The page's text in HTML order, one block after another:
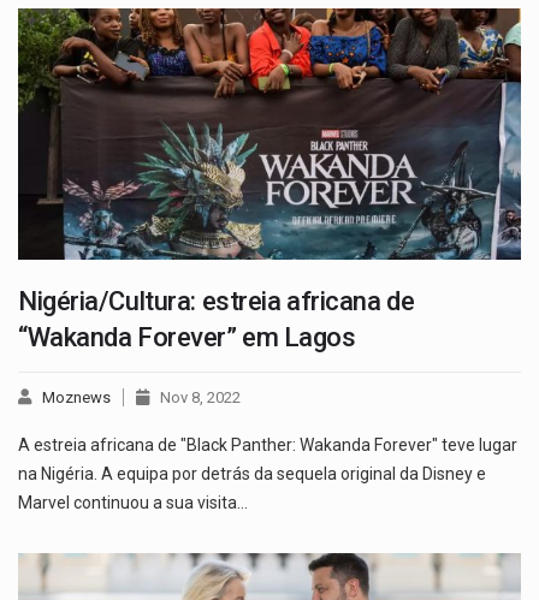
Nigéria/Cultura: estreia africana de
“Wakanda Forever” em Lagos
Moznews Nov 8, 2022
A estreia africana de "Black Panther: Wakanda Forever" teve lugar
na Nigéria. A equipa por detrás da sequela original da Disney e
Marvel continuou a sua visita…